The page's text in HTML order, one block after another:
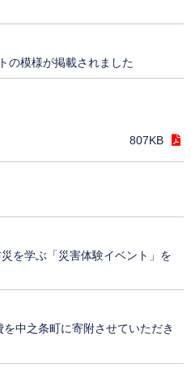
の模様が掲載されました
807KB
を学ぶ「災害体験イベント」を
中之条町に寄附させていただき